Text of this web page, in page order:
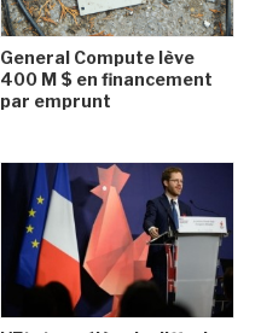
General Compute lève
400 M $ en financement
par emprunt